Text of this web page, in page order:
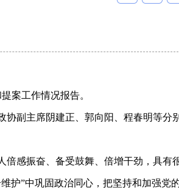
案工作情况报告。
副主席阴建正、郭向阳、程春明等分
感振奋、备受鼓舞、倍增干劲，具有
护”中巩固政治同心，把坚持和加强党